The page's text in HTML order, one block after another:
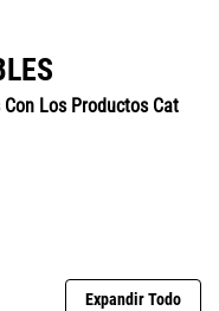
Los Productos Cat
Expandir Todo